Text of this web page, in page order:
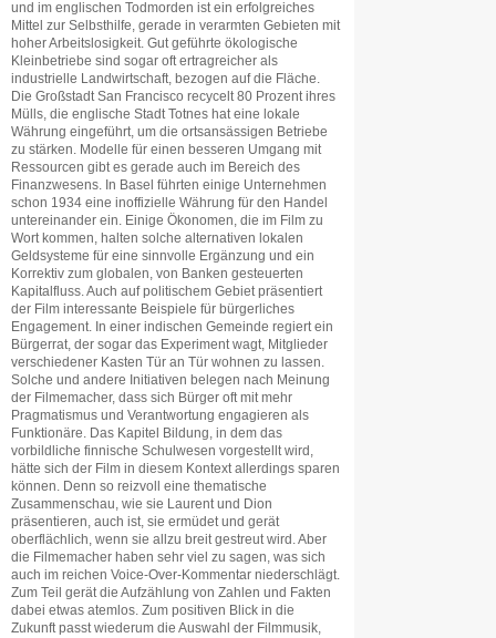
und im englischen Todmorden ist ein erfolgreiches
Mittel zur Selbsthilfe, gerade in verarmten Gebieten mit
hoher Arbeitslosigkeit. Gut geführte ökologische
Kleinbetriebe sind sogar oft ertragreicher als
industrielle Landwirtschaft, bezogen auf die Fläche.
Die Großstadt San Francisco recycelt 80 Prozent ihres
Mülls, die englische Stadt Totnes hat eine lokale
Währung eingeführt, um die ortsansässigen Betriebe
zu stärken. Modelle für einen besseren Umgang mit
Ressourcen gibt es gerade auch im Bereich des
Finanzwesens. In Basel führten einige Unternehmen
schon 1934 eine inoffizielle Währung für den Handel
untereinander ein. Einige Ökonomen, die im Film zu
Wort kommen, halten solche alternativen lokalen
Geldsysteme für eine sinnvolle Ergänzung und ein
Korrektiv zum globalen, von Banken gesteuerten
Kapitalfluss. Auch auf politischem Gebiet präsentiert
der Film interessante Beispiele für bürgerliches
Engagement. In einer indischen Gemeinde regiert ein
Bürgerrat, der sogar das Experiment wagt, Mitglieder
verschiedener Kasten Tür an Tür wohnen zu lassen.
Solche und andere Initiativen belegen nach Meinung
der Filmemacher, dass sich Bürger oft mit mehr
Pragmatismus und Verantwortung engagieren als
Funktionäre. Das Kapitel Bildung, in dem das
vorbildliche finnische Schulwesen vorgestellt wird,
hätte sich der Film in diesem Kontext allerdings sparen
können. Denn so reizvoll eine thematische
Zusammenschau, wie sie Laurent und Dion
präsentieren, auch ist, sie ermüdet und gerät
oberflächlich, wenn sie allzu breit gestreut wird. Aber
die Filmemacher haben sehr viel zu sagen, was sich
auch im reichen Voice-Over-Kommentar niederschlägt.
Zum Teil gerät die Aufzählung von Zahlen und Fakten
dabei etwas atemlos. Zum positiven Blick in die
Zukunft passt wiederum die Auswahl der Filmmusik,